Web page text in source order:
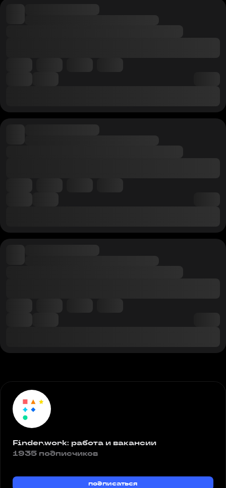
Finder.work: работа и вакансии
1935 подписчиков
подписаться